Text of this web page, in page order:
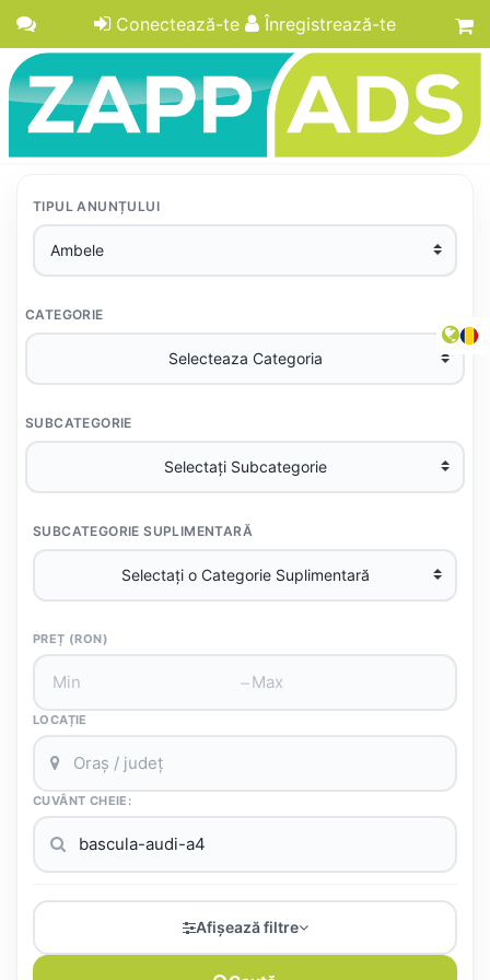
Conectează-te Înregistrează-te
TIPUL ANUNȚULUI
CATEGORIE
SUBCATEGORIE
SUBCATEGORIE SUPLIMENTARĂ
PREȚ (RON)
–
LOCAȚIE
CUVÂNT CHEIE:
Afișează filtre